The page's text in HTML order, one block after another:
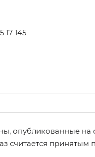
145
опубликованные на
считается